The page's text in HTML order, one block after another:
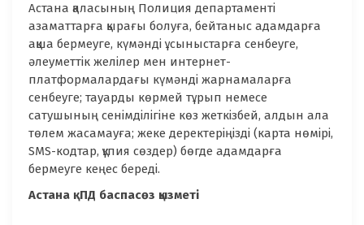
Астана қаласының Полиция департаменті
азаматтарға қырағы болуға, бейтаныс адамдарға
ақша бермеуге, күмәнді ұсыныстарға сенбеуге,
әлеуметтік желілер мен интернет-
платформалардағы күмәнді жарнамаларға
сенбеуге; тауарды көрмей тұрып немесе
сатушының сенімділігіне көз жеткізбей, алдын ала
төлем жасамауға; жеке деректеріңізді (карта нөмірі,
SMS-кодтар, құпия сөздер) бөгде адамдарға
бермеуге кеңес береді.
Астана қ. ПД баспасөз қызметі